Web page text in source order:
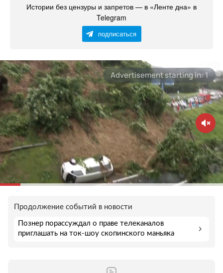
Истории без цензуры и запретов — в «Ленте дна» в
Telegram
подписаться
Продолжение событий в новости
Познер порассуждал о праве телеканалов
приглашать на ток-шоу скопинского маньяка